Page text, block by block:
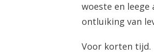
woeste en
ontluiking van
Voor korten tijd.